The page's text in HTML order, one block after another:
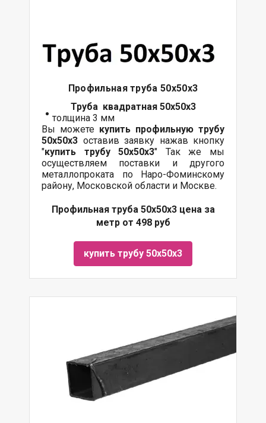
Профильная труба 50х50х3
Труба квадратная 50х50х3
толщина 3 мм
Вы можете купить профильную трубу
50х50х3 оставив заявку нажав кнопку
"купить трубу50х50х3" Так же мы
осуществляем поставки и другого
металлопроката по Наро-Фоминскому
району, Московской области и Москве.
Профильная труба 50х50х3 цена за
метр от 498 руб
купить трубу 50х50х3